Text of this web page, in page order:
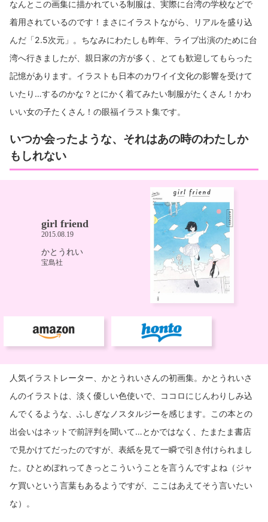
なんとこの画集に描かれている制服は、実際に台湾の学校などで
着用されているのです！まさにイラストながら、リアルを盛り込
んだ「2.5次元」。ちなみにわたしも昨年、ライブ出演のために台
湾へ行きましたが、親日家の方が多く、とても歓迎してもらった
記憶があります。イラストも日本のカワイイ文化の影響を受けて
いたり…するのかな？とにかく着てみたい制服がたくさん！かわ
いい女の子たくさん！の眼福イラスト集です。
いつか会ったような、それはあの時のわたしか
もしれない
人気イラストレーター、かとうれいさんの初画集。かとうれいさ
んのイラストは、淡く優しい色使いで、ココロにじんわりしみ込
んでくるような、ふしぎなノスタルジーを感じます。この本との
出会いはネットで前評判を聞いて…とかではなく、たまたま書店
で見かけてだったのですが、表紙を見て一瞬で引き付けられまし
た。ひとめぼれってきっとこういうことを言うんですよね（ジャ
ケ買いという言葉もあるようですが、ここはあえてそう言いたい
な）。